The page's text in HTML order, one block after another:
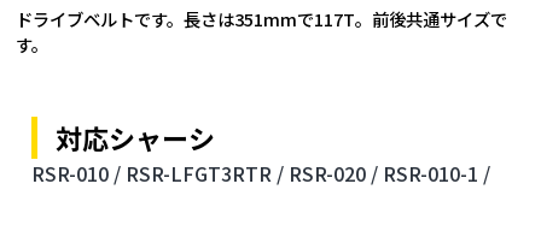
ドライブベルトです。長さは351mmで117T。前後共通サイズで
す。
対応シャーシ
RSR-010 / RSR-LFGT3RTR / RSR-020 / RSR-010-1 /